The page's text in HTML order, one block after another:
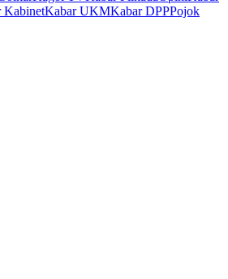
KabinetKabar UKMKabar DPPPojok